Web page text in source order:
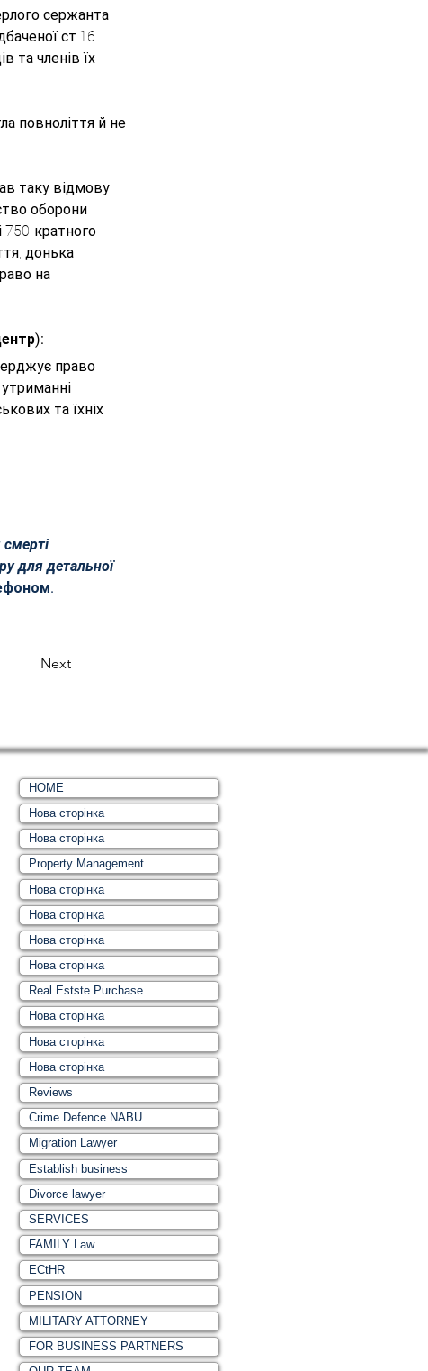
сержанта
ст.16
та членів їх
повноліття й не
таку відмову
оборони
750-кратного
донька
на
право
та їхніх
для детальної
Next
HOME
Нова сторінка
Нова сторінка
Property Management
Нова сторінка
Нова сторінка
Нова сторінка
Нова сторінка
Real Estste Purchase
Нова сторінка
Нова сторінка
Нова сторінка
Reviews
Crime Defence NABU
Migration Lawyer
Establish business
Divorce lawyer
SERVICES
FAMILY Law
ECtHR
PENSION
MILITARY ATTORNEY
FOR BUSINESS PARTNERS